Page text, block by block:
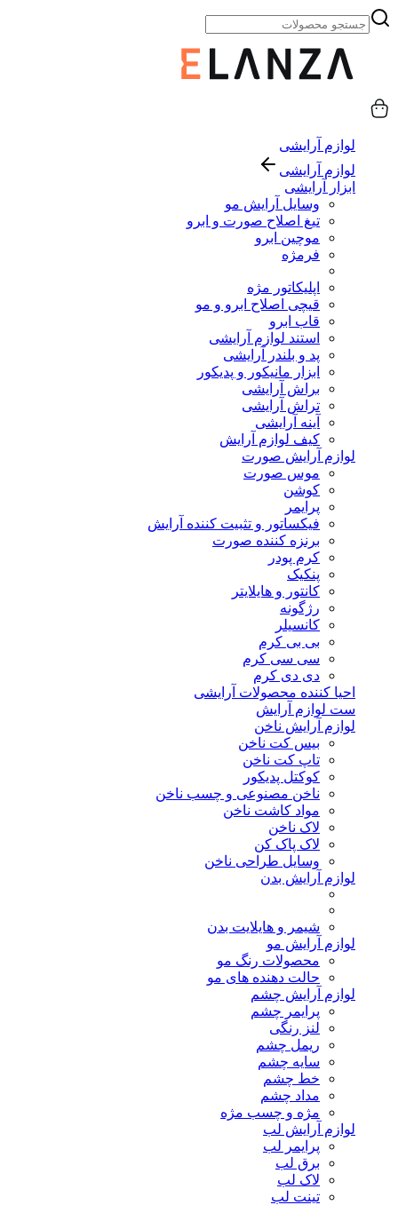
لوازم آرایشی
لوازم آرایشی
ابزار آرایشی
وسایل آرایش مو
تیغ اصلاح صورت و ابرو
موچین ابرو
فرمژه
اپلیکاتور مژه
قیچی اصلاح ابرو و مو
قاب ابرو
استند لوازم آرایشی
پد و بلندر آرایشی
ابزار مانیکور و پدیکور
براش آرایشی
تراش آرایشی
آینه آرایشی
کیف لوازم آرایش
لوازم آرایش صورت
موس صورت
کوشن
پرایمر
فیکساتور و تثبیت کننده آرایش
برنزه کننده صورت
کرم پودر
پنکیک
کانتور و هایلایتر
رژگونه
کانسیلر
بی بی کرم
سی سی کرم
دی دی کرم
احیا کننده محصولات آرایشی
ست لوازم آرایش
لوازم آرایش ناخن
بیس کت ناخن
تاپ کت ناخن
کوکتل پدیکور
ناخن مصنوعی و چسب ناخن
مواد کاشت ناخن
لاک ناخن
لاک پاک کن
وسایل طراحی ناخن
لوازم آرایش بدن
شیمر و هایلایت بدن
لوازم آرایش مو
محصولات رنگ مو
حالت دهنده های مو
لوازم آرایش چشم
پرایمر چشم
لنز رنگی
ریمل چشم
سایه چشم
خط چشم
مداد چشم
مژه و چسب مژه
لوازم آرایش لب
پرایمر لب
برق لب
لاک لب
تینت لب